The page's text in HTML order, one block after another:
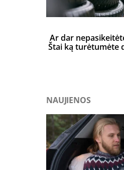
Ar dar
Štai ką turėtumėte
NAUJIENOS